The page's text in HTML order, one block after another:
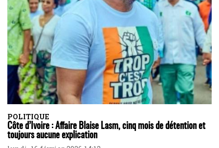
POLITIQUE
Côte d’Ivoire : Affaire Blaise Lasm, cinq mois de détention et
toujours aucune explication